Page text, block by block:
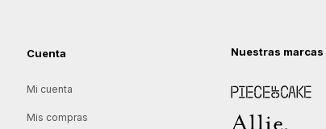
Cuenta
Mi cuenta
Mis compras
Nuestras marcas
Piece of Cake
Allie